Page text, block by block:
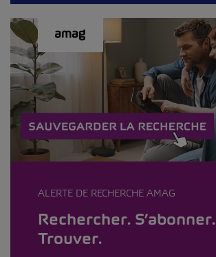
ALERTE DE RECHERCHE AMAG
Rechercher. S’abonner.
Trouver.